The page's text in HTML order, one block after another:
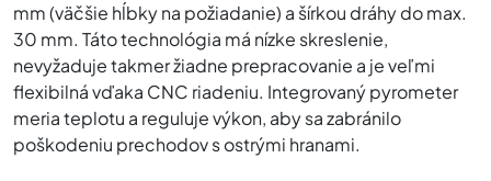
mm (väčšie hĺbky na požiadanie) a šírkou dráhy do max.
30 mm. Táto technológia má nízke skreslenie,
nevyžaduje takmer žiadne prepracovanie a je veľmi
flexibilná vďaka CNC riadeniu. Integrovaný pyrometer
meria teplotu a reguluje výkon, aby sa zabránilo
poškodeniu prechodov s ostrými hranami.